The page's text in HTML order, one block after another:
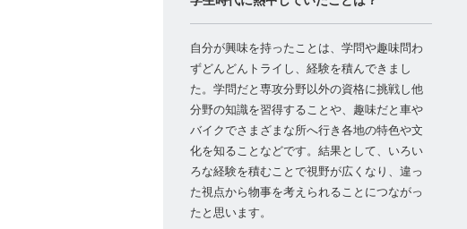
自分が興味を持ったことは、学問や趣味問わ
ずどんどんトライし、経験を積んできまし
た。学問だと専攻分野以外の資格に挑戦し他
分野の知識を習得することや、趣味だと車や
バイクでさまざまな所へ行き各地の特色や文
化を知ることなどです。結果として、いろい
ろな経験を積むことで視野が広くなり、違っ
た視点から物事を考えられることにつながっ
たと思います。